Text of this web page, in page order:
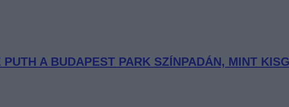
A BUDAPEST PARK SZÍNPADÁN, MINT